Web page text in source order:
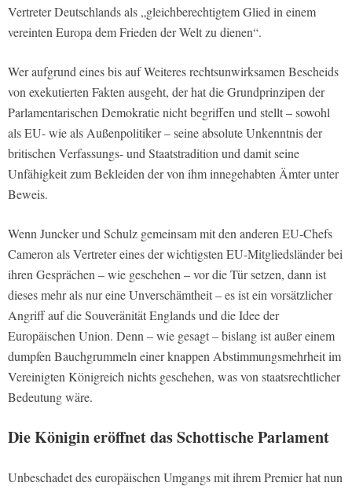
Vertreter Deutschlands als „gleichberechtigtem Glied in einem
vereinten Europa dem Frieden der Welt zu dienen“.
Wer aufgrund eines bis auf Weiteres rechtsunwirksamen Bescheids
von exekutierten Fakten ausgeht, der hat die Grundprinzipen der
Parlamentarischen Demokratie nicht begriffen und stellt – sowohl
als EU- wie als Außenpolitiker – seine absolute Unkenntnis der
britischen Verfassungs- und Staatstradition und damit seine
Unfähigkeit zum Bekleiden der von ihm innegehabten Ämter unter
Beweis.
Wenn Juncker und Schulz gemeinsam mit den anderen EU-Chefs
Cameron als Vertreter eines der wichtigsten EU-Mitgliedsländer bei
ihren Gesprächen – wie geschehen – vor die Tür setzen, dann ist
dieses mehr als nur eine Unverschämtheit – es ist ein vorsätzlicher
Angriff auf die Souveränität Englands und die Idee der
Europäischen Union. Denn – wie gesagt – bislang ist außer einem
dumpfen Bauchgrummeln einer knappen Abstimmungsmehrheit im
Vereinigten Königreich nichts geschehen, was von staatsrechtlicher
Bedeutung wäre.
Die Königin eröffnet das Schottische Parlament
Unbeschadet des europäischen Umgangs mit ihrem Premier hat nun